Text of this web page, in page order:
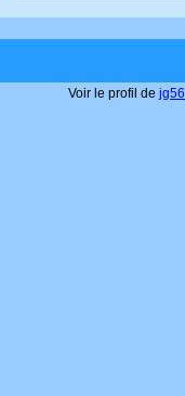
Voir le profil dejg56